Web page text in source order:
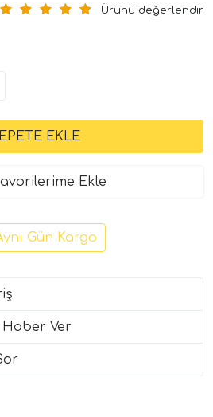
Ürünü değerlendir
Ekle
Gün Kargo
Haber Ver